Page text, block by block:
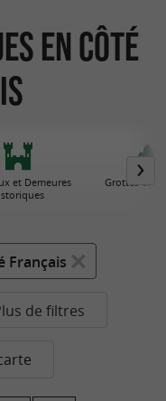
en Côté
et Demeures
Grottes et
Français
de filtres